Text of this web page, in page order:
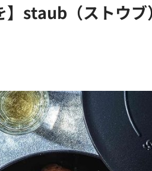
】staub（ストウブ